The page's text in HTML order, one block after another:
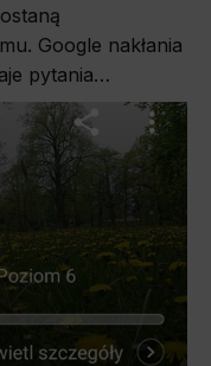
Google nakłania
pytania…